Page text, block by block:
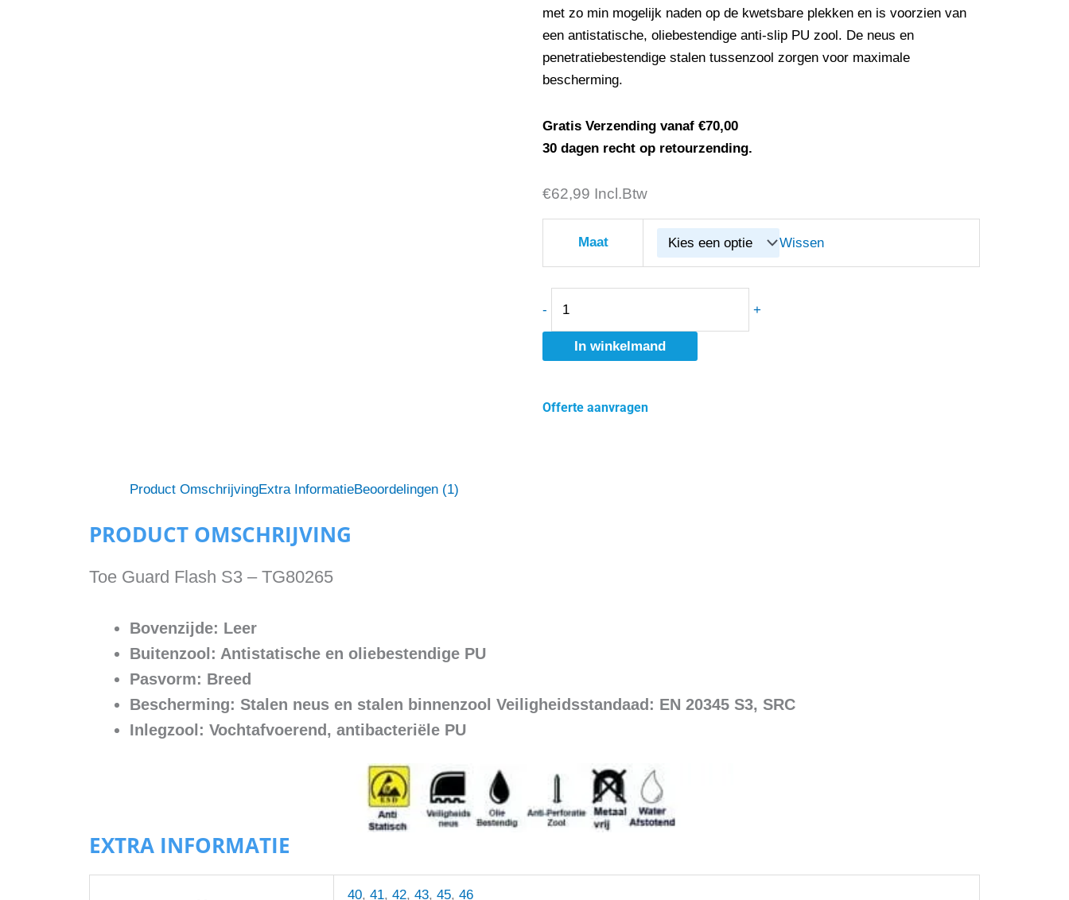
met zo min mogelijk naden op de kwetsbare plekken en is voorzien van
een antistatische, oliebestendige anti-slip PU zool. De neus en
penetratiebestendige stalen tussenzool zorgen voor maximale
bescherming.
Gratis Verzending vanaf €70,00
30 dagen recht op retourzending.
€62,99 Incl.Btw
Maat Wissen
-
Toe
Guard
Flash
TG80265
+
In winkelmand
Offerte aanvragen
Product OmschrijvingExtra InformatieBeoordelingen (1)
PRODUCT OMSCHRIJVING
Toe Guard Flash S3 – TG80265
Bovenzijde: Leer
Buitenzool: Antistatische en oliebestendige PU
Pasvorm: Breed
Bescherming: Stalen neus en stalen binnenzool Veiligheidsstandaad: EN 20345 S3, SRC
Inlegzool: Vochtafvoerend, antibacteriële PU
EXTRA INFORMATIE
40, 41, 42, 43, 45, 46